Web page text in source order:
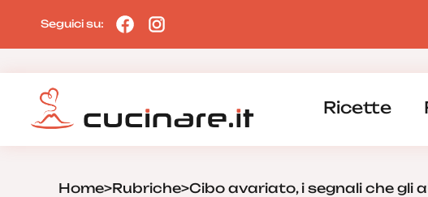
Seguici su:
Ricette
Home>Rubriche>Cibo avariato, i segnali che gli